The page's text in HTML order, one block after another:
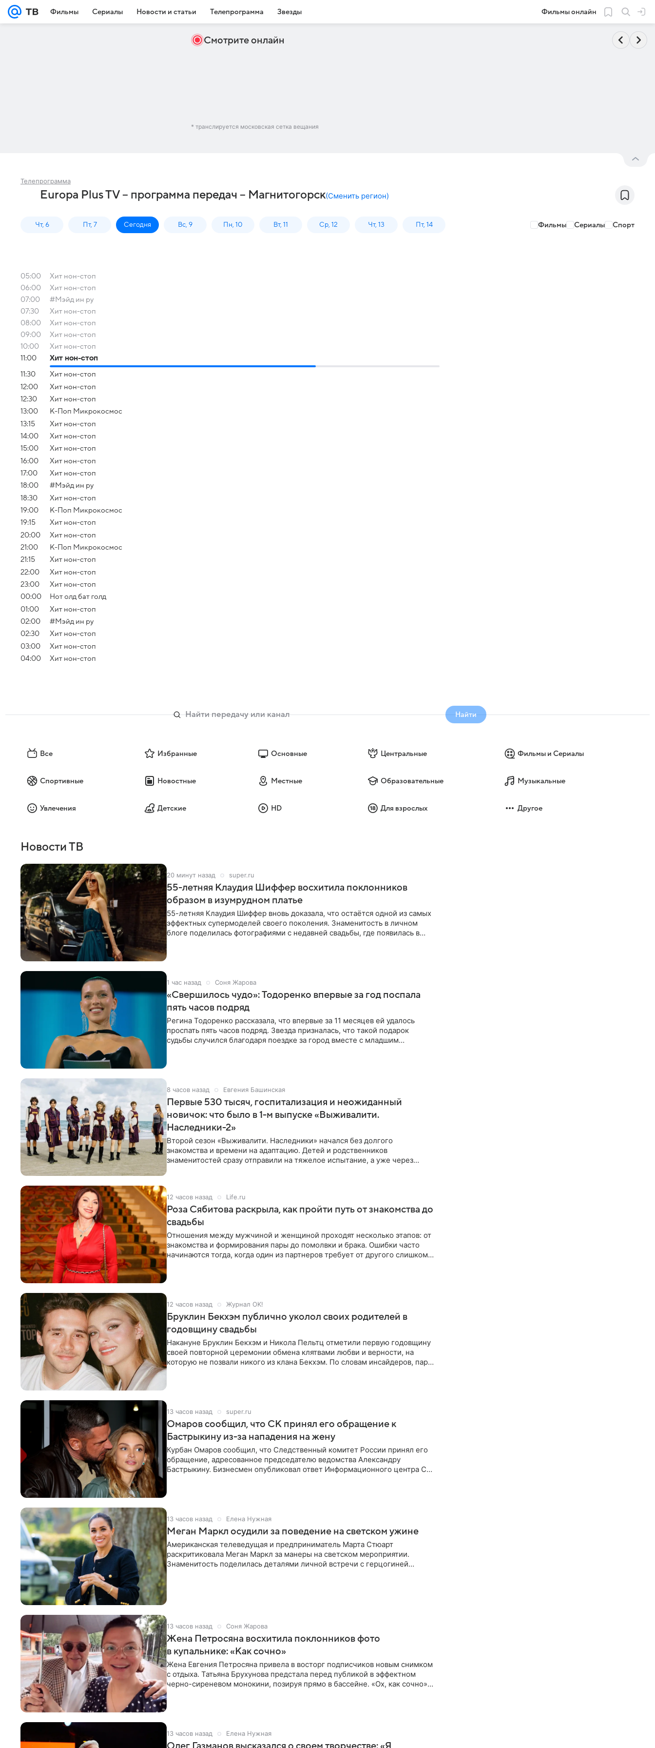
Фильмы Сериалы Новости и статьи Телепрограмма Звезды Фильмы онлайн
Смотрите онлайн
* транслируется московская сетка вещания
Телепрограмма
Europa Plus TV – программа передач – Магнитогорск(Сменить регион)
Чт, 6 Пт, 7 Сегодня Вс, 9 Пн, 10 Вт, 11 Ср, 12 Чт, 13 Пт, 14 Фильмы Сериалы Спорт
05:00
Хит нон-стоп
06:00
Хит нон-стоп
07:00
#Мэйд ин ру
07:30
Хит нон-стоп
08:00
Хит нон-стоп
09:00
Хит нон-стоп
10:00
Хит нон-стоп
11:00
Хит нон-стоп
11:30
Хит нон-стоп
12:00
Хит нон-стоп
12:30
Хит нон-стоп
13:00
К-Поп Микрокосмос
13:15
Хит нон-стоп
14:00
Хит нон-стоп
15:00
Хит нон-стоп
16:00
Хит нон-стоп
17:00
Хит нон-стоп
18:00
#Мэйд ин ру
18:30
Хит нон-стоп
19:00
К-Поп Микрокосмос
19:15
Хит нон-стоп
20:00
Хит нон-стоп
21:00
К-Поп Микрокосмос
21:15
Хит нон-стоп
22:00
Хит нон-стоп
23:00
Хит нон-стоп
00:00
Нот олд бат голд
01:00
Хит нон-стоп
02:00
#Мэйд ин ру
02:30
Хит нон-стоп
03:00
Хит нон-стоп
04:00
Хит нон-стоп
Найти
Все Избранные Основные Центральные Фильмы и Сериалы
Спортивные Новостные Местные Образовательные Музыкальные
Увлечения Детские HD Для взрослых Другое
Новости ТВ
20 минут назад super.ru
55-летняя Клаудия Шиффер восхитила поклонников
образом в изумрудном платье
55-летняя Клаудия Шиффер вновь доказала, что остаётся одной из самых
эффектных супермоделей своего поколения. Знаменитость в личном
блоге поделилась фотографиями с недавней свадьбы, где появилась в
1 час назад Соня Жарова
«Свершилось чудо»: Тодоренко впервые за год поспала
пять часов подряд
Регина Тодоренко рассказала, что впервые за 11 месяцев ей удалось
проспать пять часов подряд. Звезда призналась, что такой подарок
судьбы случился благодаря поездке за город вместе с младшим
8 часов назад Евгения Башинская
Первые 530 тысяч, госпитализация и неожиданный
новичок: что было в 1-м выпуске «Выживалити.
Наследники-2»
Второй сезон «Выживалити. Наследники» начался без долгого
знакомства и времени на адаптацию. Детей и родственников
знаменитостей сразу отправили на тяжелое испытание, а уже через
12 часов назад Life.ru
Роза Сябитова раскрыла, как пройти путь от знакомства до
свадьбы
Отношения между мужчиной и женщиной проходят несколько этапов: от
знакомства и формирования пары до помолвки и брака. Ошибки часто
начинаются тогда, когда один из партнеров требует от другого слишком
12 часов назад Журнал OK!
Бруклин Бекхэм публично уколол своих родителей в
годовщину свадьбы
Накануне Бруклин Бекхэм и Никола Пельтц отметили первую годовщину
своей повторной церемонии обмена клятвами любви и верности, на
которую не позвали никого из клана Бекхэм. По словам инсайдеров, пара
13 часов назад super.ru
Омаров сообщил, что СК принял его обращение к
Бастрыкину из-за нападения на жену
Курбан Омаров сообщил, что Следственный комитет России принял его
обращение, адресованное председателю ведомства Александру
Бастрыкину. Бизнесмен опубликовал ответ Информационного центра СК
13 часов назад Елена Нужная
Меган Маркл осудили за поведение на светском ужине
Американская телеведущая и предприниматель Марта Стюарт
раскритиковала Меган Маркл за манеры на светском мероприятии.
Знаменитость поделилась деталями личной встречи с герцогиней
13 часов назад Соня Жарова
Жена Петросяна восхитила поклонников фото
в купальнике: «Как сочно»
Жена Евгения Петросяна привела в восторг подписчиков новым снимком
с отдыха. Татьяна Брухунова предстала перед публикой в эффектном
черно-сиреневом монокини, позируя прямо в бассейне. «Ох, как сочно»,
13 часов назад Елена Нужная